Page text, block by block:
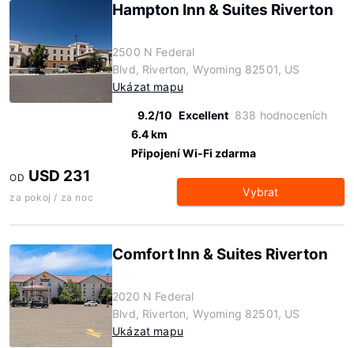
Hampton Inn & Suites Riverton
2500 N Federal
Blvd, Riverton, Wyoming 82501, US
Ukázat mapu
9.2/10 Excellent 838 hodnoceních
6.4 km
Připojení Wi-Fi zdarma
OD USD 231
za pokoj / za noc Vybrat
Comfort Inn & Suites Riverton
2020 N Federal
Blvd, Riverton, Wyoming 82501, US
Ukázat mapu